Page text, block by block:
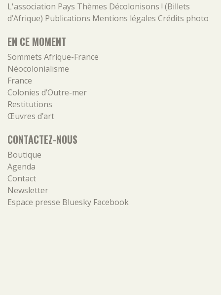
L'association Pays Thèmes Décolonisons ! (Billets
d’Afrique) Publications Mentions légales Crédits photo
EN CE MOMENT
Sommets Afrique-France
Néocolonialisme
France
Colonies d’Outre-mer
Restitutions
Œuvres d’art
CONTACTEZ-NOUS
Boutique
Agenda
Contact
Newsletter
Espace presse Bluesky Facebook